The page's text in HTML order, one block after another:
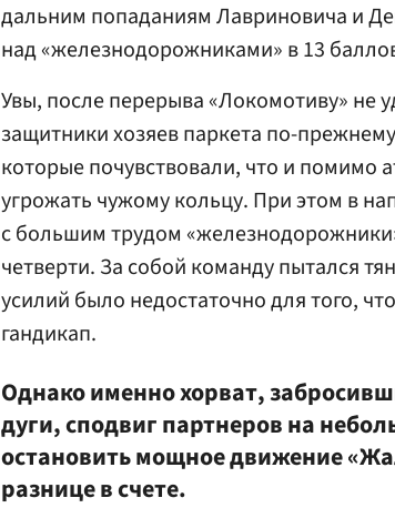
дальним попаданиям Лавриновича и
над «железнодорожниками» в 13
Увы, после перерыва «Локомотиву» не
защитники хозяев паркета по-
которые почувствовали, что и помимо
угрожать чужому кольцу. При этом в
с большим трудом
четверти. За собой команду пытался
усилий было недостаточно для того,
гандикап.
Однако именно хорват,
дуги, сподвиг партнеров на
остановить мощное движение
разнице в счете.